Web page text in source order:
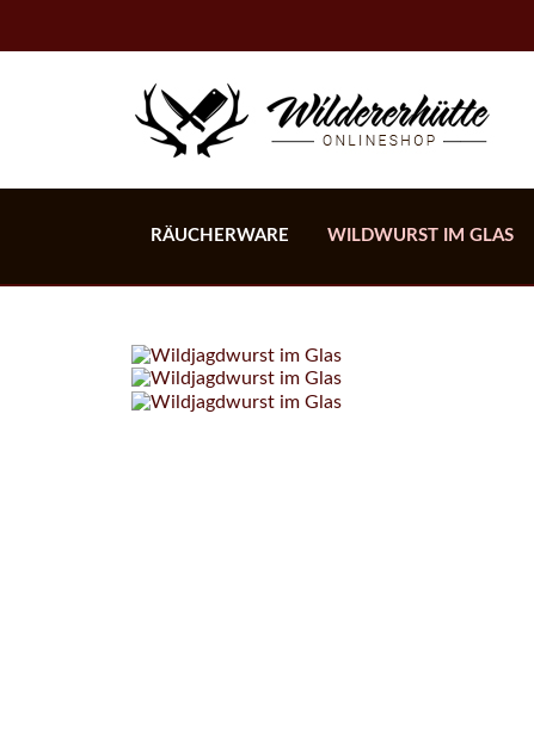
RÄUCHERWARE WILDWURST IM GLAS